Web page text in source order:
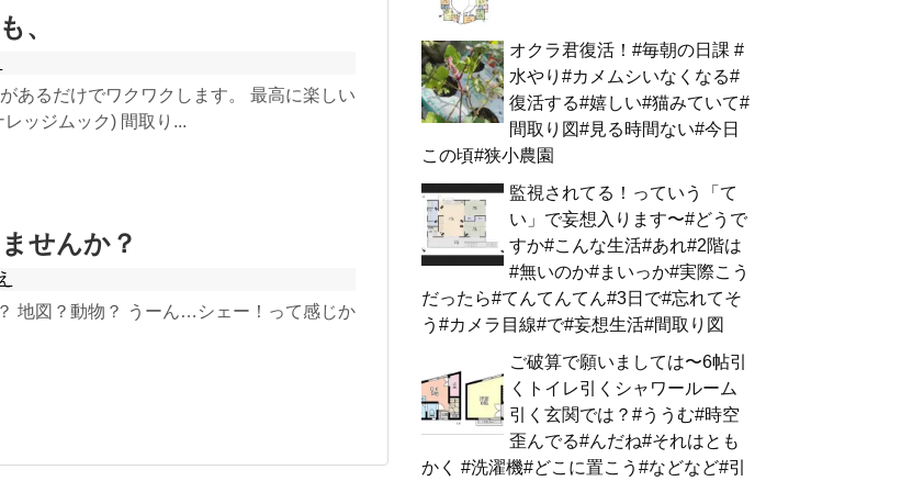
、
あるだけでワクワクします。 最高に楽しい
レッジムック) 間取り...
せんか？
地図？動物？ うーん…シェー！って感じか
オクラ君復活！#毎朝の日課 #
水やり#カメムシいなくなる#
復活する#嬉しい#猫みていて#
間取り図#見る時間ない#今日
この頃#狭小農園
監視されてる！っていう「て
い」で妄想入ります〜#どうで
すか#こんな生活#あれ#2階は
#無いのか#まいっか#実際こう
だったら#てんてんてん#3日で#忘れてそ
う#カメラ目線#で#妄想生活#間取り図
ご破算で願いましては〜6帖引
くトイレ引くシャワールーム
引く玄関では？#ううむ#時空
歪んでる#んだね#それはとも
かく #洗濯機#どこに置こう#などなど#引